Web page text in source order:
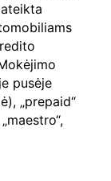
pusėje
„prepaid“